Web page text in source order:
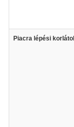
Piacra lépési